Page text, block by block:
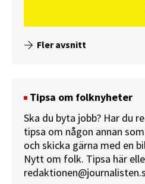
Fler avsnitt
Tipsa om folknyheter
Ska du byta jobb? Har du
tipsa om någon annan
och skicka gärna med en
Nytt om folk. Tipsa här